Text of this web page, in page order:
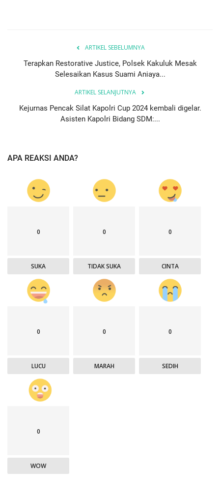
ARTIKEL SEBELUMNYA
Terapkan Restorative Justice, Polsek Kakuluk Mesak
Selesaikan Kasus Suami Aniaya...
ARTIKEL SELANJUTNYA
Kejurnas Pencak Silat Kapolri Cup 2024 kembali digelar.
Asisten Kapolri Bidang SDM:...
APA REAKSI ANDA?
0
SUKA
0
TIDAK SUKA
0
CINTA
0
LUCU
0
MARAH
0
SEDIH
0
WOW